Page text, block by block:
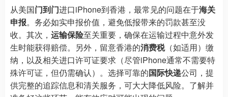
从美国门到门进口iPhone到香港，最常见的问题在于海关
申报。务必如实申报价值，避免低报带来的罚款甚至没
收。其次， 运输保险至关重要，确保在运输过程中意外发
生时能获得赔偿。另外，留意香港的消费税（如适用）缴
纳，以及相关进口许可证要求（尽管iPhone通常不需要特
殊许可证，但仍需确认）。选择可靠的国际快递公司，提
供完整的追踪信息和清关服务，可大大降低风险。了解并